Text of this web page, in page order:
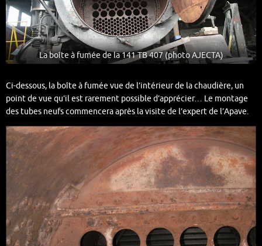
La boîte à fumée de la 141 TB 407 (photo AJECTA)
Ci-dessous, la boîte à fumée vue de l’intérieur de la chaudière, un
point de vue qu’il est rarement possible d’apprécier… Le montage
des tubes neufs commencera après la visite de l’expert de l’Apave.